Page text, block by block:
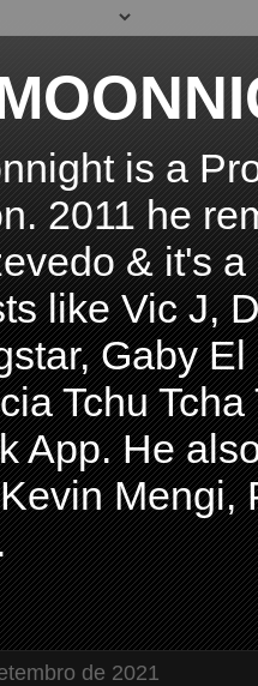
is a
2011 he
& it's
like Vic J,
Gaby
Tchu
App. He
Mengi,
de 2021